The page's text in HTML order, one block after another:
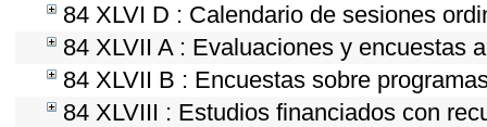
84 XLVI D : Calendario de sesiones
84 XLVII A : Evaluaciones y encuestas
84 XLVII B : Encuestas sobre
84 XLVIII : Estudios financiados con